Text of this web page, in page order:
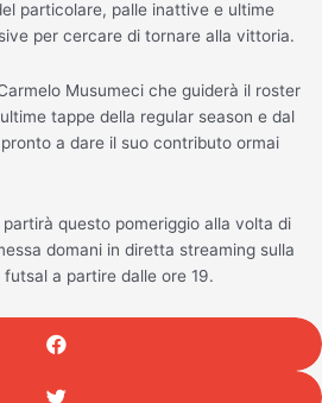
particolare, palle inattive e ultime
per cercare di tornare alla vittoria.
Musumeci che guiderà il roster
tappe della regular season e dal
a dare il suo contributo ormai
questo pomeriggio alla volta di
domani in diretta streaming sulla
a partire dalle ore 19.